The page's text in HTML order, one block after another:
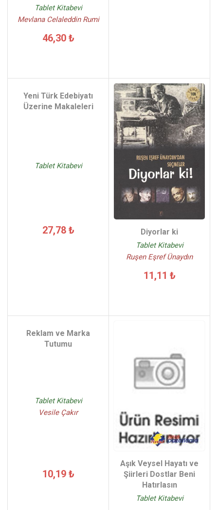
Tablet Kitabevi
Mevlana Celaleddin Rumi
46,30 ₺
Yeni Türk Edebiyatı
Üzerine Makaleleri
Tablet Kitabevi
27,78 ₺ Diyorlar ki
Tablet Kitabevi
Ruşen Eşref Ünaydın
11,11 ₺
Reklam ve Marka
Tutumu
Tablet Kitabevi
Vesile Çakır
10,19 ₺
Aşık Veysel Hayatı ve
Şiirleri Dostlar Beni
Hatırlasın
Tablet Kitabevi